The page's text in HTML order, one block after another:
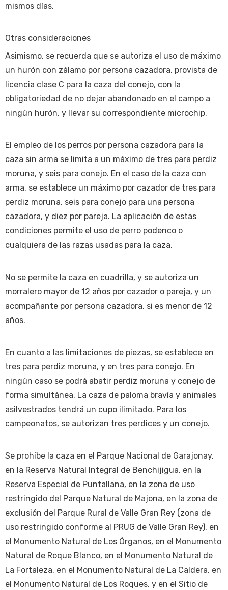
mismos días.
Otras consideraciones
Asimismo, se recuerda que se autoriza el uso de máximo
un hurón con zálamo por persona cazadora, provista de
licencia clase C para la caza del conejo, con la
obligatoriedad de no dejar abandonado en el campo a
ningún hurón, y llevar su correspondiente microchip.
El empleo de los perros por persona cazadora para la
caza sin arma se limita a un máximo de tres para perdiz
moruna, y seis para conejo. En el caso de la caza con
arma, se establece un máximo por cazador de tres para
perdiz moruna, seis para conejo para una persona
cazadora, y diez por pareja. La aplicación de estas
condiciones permite el uso de perro podenco o
cualquiera de las razas usadas para la caza.
No se permite la caza en cuadrilla, y se autoriza un
morralero mayor de 12 años por cazador o pareja, y un
acompañante por persona cazadora, si es menor de 12
años.
En cuanto a las limitaciones de piezas, se establece en
tres para perdiz moruna, y en tres para conejo. En
ningún caso se podrá abatir perdiz moruna y conejo de
forma simultánea. La caza de paloma bravía y animales
asilvestrados tendrá un cupo ilimitado. Para los
campeonatos, se autorizan tres perdices y un conejo.
Se prohíbe la caza en el Parque Nacional de Garajonay,
en la Reserva Natural Integral de Benchijigua, en la
Reserva Especial de Puntallana, en la zona de uso
restringido del Parque Natural de Majona, en la zona de
exclusión del Parque Rural de Valle Gran Rey (zona de
uso restringido conforme al PRUG de Valle Gran Rey), en
el Monumento Natural de Los Órganos, en el Monumento
Natural de Roque Blanco, en el Monumento Natural de
La Fortaleza, en el Monumento Natural de La Caldera, en
el Monumento Natural de Los Roques, y en el Sitio de